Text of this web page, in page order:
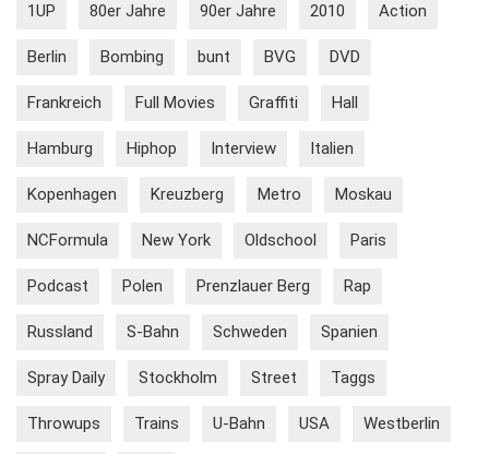
1UP 80er Jahre 90er Jahre 2010 Action
Berlin Bombing bunt BVG DVD
Frankreich Full Movies Graffiti Hall
Hamburg Hiphop Interview Italien
Kopenhagen Kreuzberg Metro Moskau
NCFormula New York Oldschool Paris
Podcast Polen Prenzlauer Berg Rap
Russland S-Bahn Schweden Spanien
Spray Daily Stockholm Street Taggs
Throwups Trains U-Bahn USA Westberlin